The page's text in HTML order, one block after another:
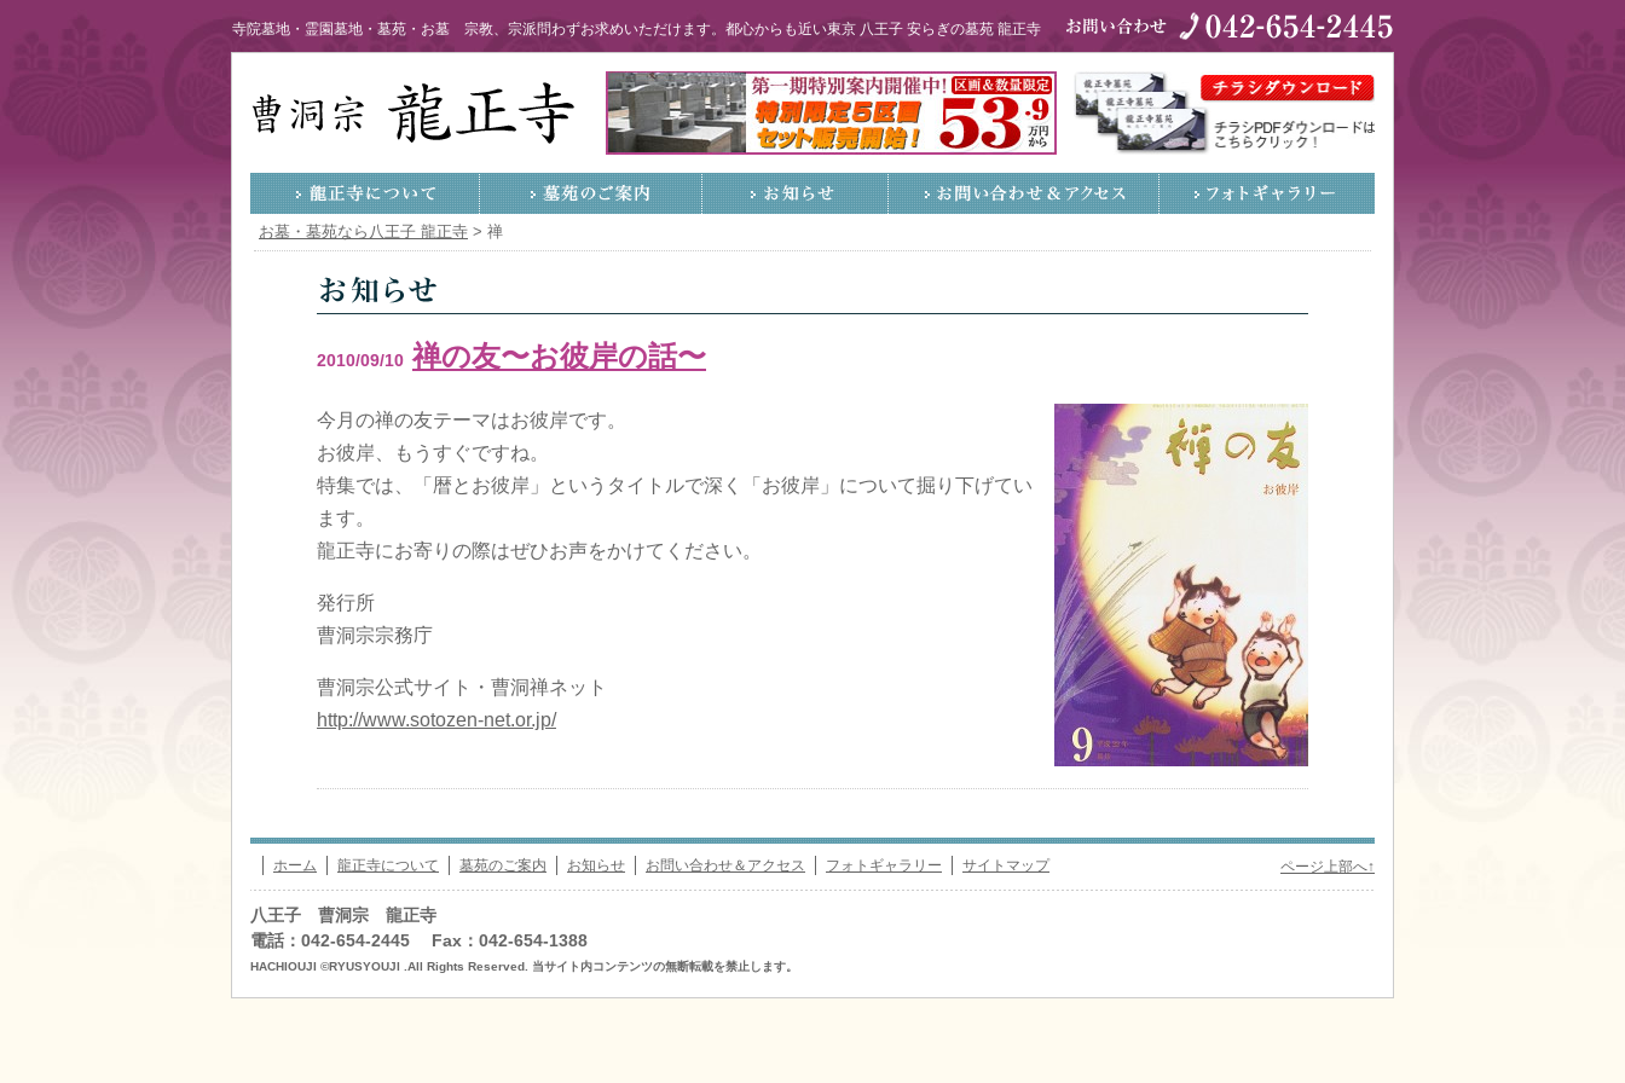
寺院墓地・霊園墓地・墓苑・お墓 宗教、宗派問わずお求めいただけます。都心からも近い東京 八王子 安らぎの墓苑 龍正寺
お墓・墓苑なら八王子 龍正寺 > 禅
2010/09/10 禅の友〜お彼岸の話〜
今月の禅の友テーマはお彼岸です。
お彼岸、もうすぐですね。
特集では、「暦とお彼岸」というタイトルで深く「お彼岸」について掘り下げてい
ます。
龍正寺にお寄りの際はぜひお声をかけてください。
発行所
曹洞宗宗務庁
曹洞宗公式サイト・曹洞禅ネット
http://www.sotozen-net.or.jp/
ホーム 龍正寺について 墓苑のご案内 お知らせ お問い合わせ＆アクセス フォトギャラリー サイトマップ ページ上部へ↑
八王子 曹洞宗 龍正寺
電話：042-654-2445 Fax：042-654-1388
HACHIOUJI ©RYUSYOUJI .All Rights Reserved. 当サイト内コンテンツの無断転載を禁止します。